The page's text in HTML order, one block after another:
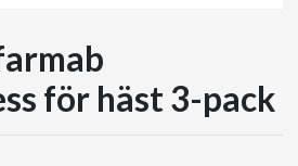
för häst 3-pack